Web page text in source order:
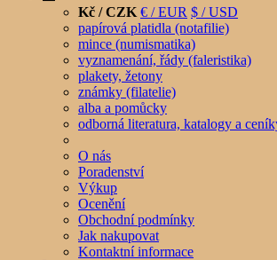
Kč / CZK € / EUR $ / USD
papírová platidla (notafilie)
mince (numismatika)
vyznamenání, řády (faleristika)
plakety, žetony
známky (filatelie)
alba a pomůcky
odborná literatura, katalogy a
O nás
Poradenství
Výkup
Ocenění
Obchodní podmínky
Jak nakupovat
Kontaktní informace